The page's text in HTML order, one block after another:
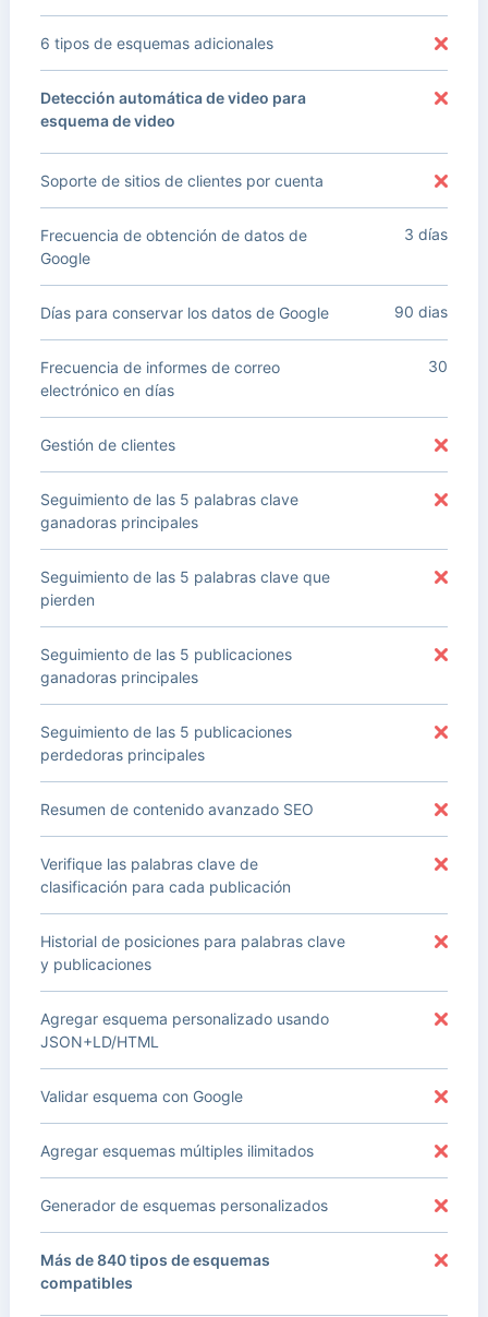
6 tipos de esquemas adicionales
Detección automática de video para
esquema de video
Soporte de sitios de clientes por cuenta
Frecuencia de obtención de datos de
Google
3 días
Días para conservar los datos de Google 90 dias
Frecuencia de informes de correo
electrónico en días
30
Gestión de clientes
Seguimiento de las 5 palabras clave
ganadoras principales
Seguimiento de las 5 palabras clave que
pierden
Seguimiento de las 5 publicaciones
ganadoras principales
Seguimiento de las 5 publicaciones
perdedoras principales
Resumen de contenido avanzado SEO
Verifique las palabras clave de
clasificación para cada publicación
Historial de posiciones para palabras clave
y publicaciones
Agregar esquema personalizado usando
JSON+LD/HTML
Validar esquema con Google
Agregar esquemas múltiples ilimitados
Generador de esquemas personalizados
Más de 840 tipos de esquemas
compatibles